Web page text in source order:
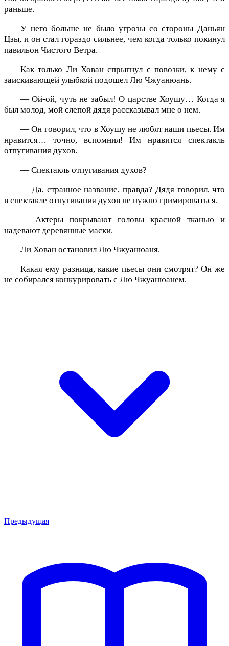
раньше.
У него больше не было угрозы со стороны Даньян
Цзы, и он стал гораздо сильнее, чем когда только покинул
павильон Чистого Ветра.
Как только Ли Хован спрыгнул с повозки, к нему с
заискивающей улыбкой подошел Лю Чжуанюань.
— Ой-ой, чуть не забыл! О царстве Хоушу… Когда я
был молод, мой слепой дядя рассказывал мне о нем.
— Он говорил, что в Хоушу не любят наши пьесы. Им
нравится… точно, вспомнил! Им нравится спектакль
отпугивания духов.
— Спектакль отпугивания духов?
— Да, странное название, правда? Дядя говорил, что
в спектакле отпугивания духов не нужно гримироваться.
— Актеры покрывают головы красной тканью и
надевают деревянные маски.
Ли Хован остановил Лю Чжуанюаня.
Какая ему разница, какие пьесы они смотрят? Он же
не собирался конкурировать с Лю Чжуанюанем.
Предыдущая